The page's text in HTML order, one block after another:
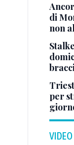
di
non
per
VIDEO